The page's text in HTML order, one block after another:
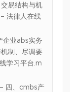
易结构与机
法律人在线
企业abs实务
制、尽调要
学习平台.m
四、cmbs产